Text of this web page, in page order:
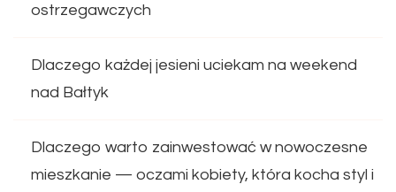
ostrzegawczych
Dlaczego każdej jesieni uciekam na weekend
nad Bałtyk
Dlaczego warto zainwestować w nowoczesne
mieszkanie — oczami kobiety, która kocha styl i